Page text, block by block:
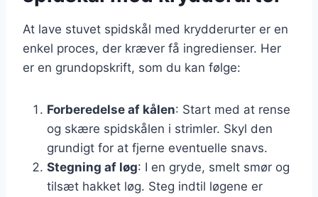
At lave stuvet spidskål med krydderurter er en
enkel proces, der kræver få ingredienser. Her
er en grundopskrift, som du kan følge:
Forberedelse af kålen: Start med at rense
og skære spidskålen i strimler. Skyl den
grundigt for at fjerne eventuelle snavs.
Stegning af løg: I en gryde, smelt smør og
tilsæt hakket løg. Steg indtil løgene er